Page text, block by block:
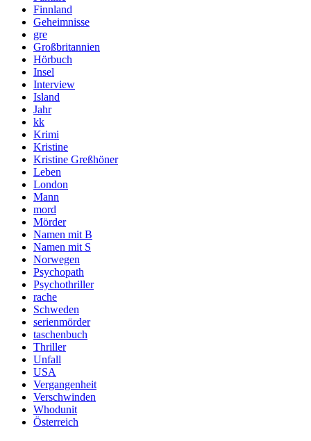
Finnland
Geheimnisse
gre
Großbritannien
Hörbuch
Insel
Interview
Island
Jahr
kk
Krimi
Kristine
Kristine Greßhöner
Leben
London
Mann
mord
Mörder
Namen mit B
Namen mit S
Norwegen
Psychopath
Psychothriller
rache
Schweden
serienmörder
taschenbuch
Thriller
Unfall
USA
Vergangenheit
Verschwinden
Whodunit
Österreich